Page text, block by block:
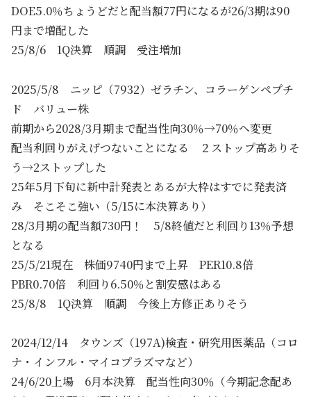
DOE5.0％ちょうどだと配当額77円になるが26/3期は90
円まで増配した
25/8/6 1Q決算 順調 受注増加
2025/5/8 ニッピ（7932）ゼラチン、コラーゲンペプチ
ド バリュー株
前期から2028/3月期まで配当性向30％→70％へ変更
配当利回りがえげつないことになる ２ストップ高ありそ
う→2ストップした
25年5月下旬に新中計発表とあるが大枠はすでに発表済
み そこそこ強い（5/15に本決算あり）
28/3月期の配当額730円！ 5/8終値だと利回り13％予想
となる
25/5/21現在 株価9740円まで上昇 PER10.8倍
PBR0.70倍 利回り6.50％と割安感はある
25/8/8 1Q決算 順調 今後上方修正ありそう
2024/12/14 タウンズ（197A)検査・研究用医薬品（コロ
ナ・インフル・マイコプラズマなど）
24/6/20上場 6月本決算 配当性向30％（今期記念配あ